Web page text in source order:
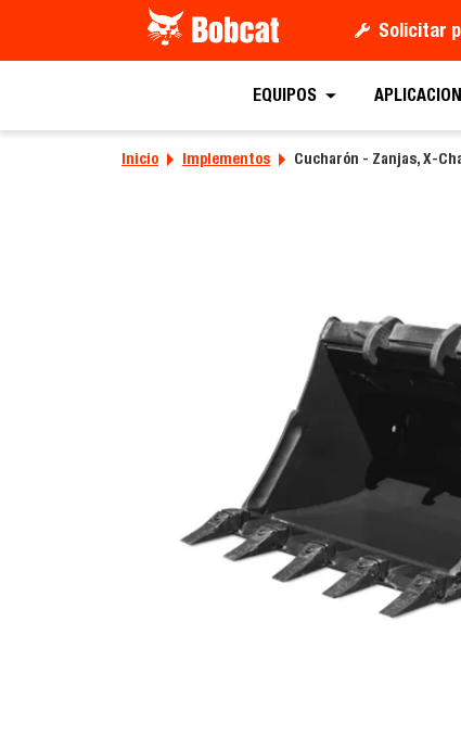
Solicitar
EQUIPOS
Inicio Implementos Cucharón - Zanjas, X-
Solicitar